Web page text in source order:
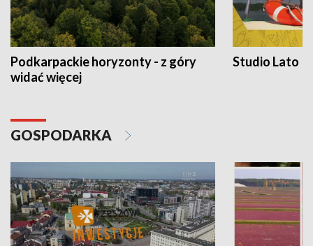
Podkarpackie horyzonty - z góry
widać więcej
Studio Lato
GOSPODARKA